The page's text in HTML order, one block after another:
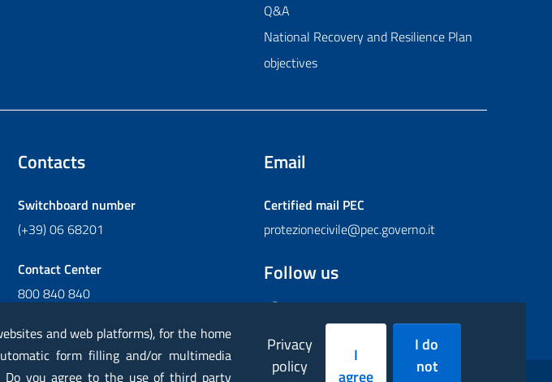
Q&A
National Recovery and Resilience Plan
objectives
Contacts
Switchboard number
(+39) 06 68201
Contact Center
800 840 840
Email
Certified mail PEC
protezionecivile@pec.governo.it
Follow us
FacebookInstagram
TwitterYouTubeFlickr
and web platforms), for the home
form filling and/or multimedia
Do you agree to the use of third party
Privacy
policy
I
agree
I do
not